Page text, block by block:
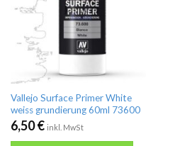
Vallejo Surface Primer White
weiss grundierung 60ml 73600
6,50€ inkl. MwSt